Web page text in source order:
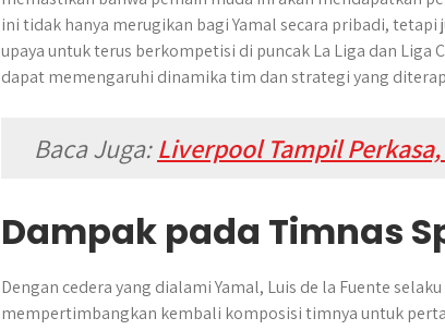
ini tidak hanya merugikan bagi Yamal secara pribadi,
upaya untuk terus berkompetisi di puncak La Liga dan
dapat memengaruhi dinamika tim dan strategi yang
Baca Juga:Liverpool Tampil
Dampak pada Timnas
Dengan cedera yang dialami Yamal, Luis de la Fuente
mempertimbangkan kembali komposisi timnya untuk